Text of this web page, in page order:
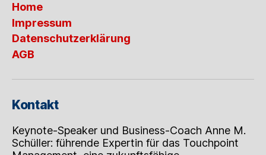
Home
Impressum
Datenschutzerklärung
AGB
Kontakt
Keynote-Speaker und Business-Coach Anne M.
Schüller: führende Expertin für das Touchpoint